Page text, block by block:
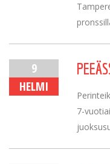
9
HELMI
7-